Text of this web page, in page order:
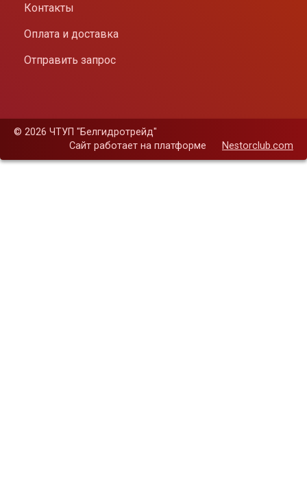
Контакты
Оплата и доставка
Отправить запрос
© 2026 ЧТУП "Белгидротрейд"
Сайт работает на платформе
Nestorclub.com